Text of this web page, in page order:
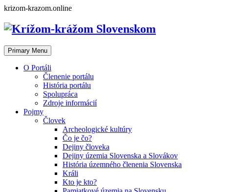
Skip
content
krizom-krazom.online
Primary Menu
O Portáli
Členenie portálu
História portálu
Spolupráca
Zdroje informácií
Pojmy
Človek
Archeologické kultúry
Čo je čo?
Dejiny človeka
Dejiny územia Slovenska a Slovákov
História územného členenia Slovenska
Králi
Kto je kto?